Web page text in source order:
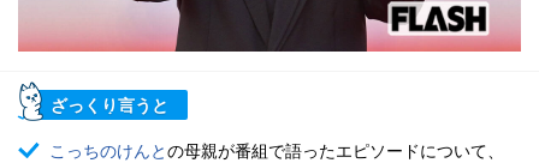
ざっくり言うと
こっちのけんとの母親が番組で語ったエピソードについて、